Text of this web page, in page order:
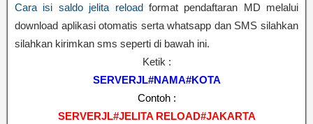
Cara isi saldo jelita reloadformat pendaftaran MD melalui
download aplikasi otomatis serta whatsapp dan SMS silahkan
silahkan kirimkan sms seperti di bawah ini.
Ketik :
SERVERJL#NAMA#KOTA
Contoh :
SERVERJL#JELITA RELOAD#JAKARTA